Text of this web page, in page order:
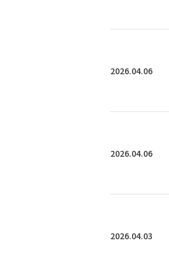
2026.04.06
2026.04.06
2026.04.03